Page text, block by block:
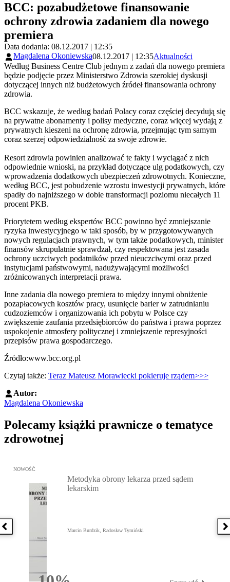
BCC: pozabudżetowe finansowanie
ochrony zdrowia zadaniem dla nowego
premiera
Data dodania: 08.12.2017 | 12:35
Magdalena Okoniewska08.12.2017 | 12:35Aktualności
Według Business Centre Club jednym z zadań dla nowego premiera
będzie podjęcie przez Ministerstwo Zdrowia szerokiej dyskusji
dotyczącej innych niż budżetowych źródeł finansowania ochrony
zdrowia.
BCC wskazuje, że według badań Polacy coraz częściej decydują się
na prywatne abonamenty i polisy medyczne, coraz więcej wydają z
prywatnych kieszeni na ochronę zdrowia, przejmując tym samym
coraz szerzej odpowiedzialność za swoje zdrowie.
Resort zdrowia powinien analizować te fakty i wyciągać z nich
odpowiednie wnioski, na przykład dotyczące ulg podatkowych, czy
wprowadzenia dodatkowych ubezpieczeń zdrowotnych. Konieczne,
według BCC, jest pobudzenie wzrostu inwestycji prywatnych, które
spadły do najniższego w dobie transformacji poziomu niecałych 11
procent PKB.
Priorytetem według ekspertów BCC powinno być zmniejszanie
ryzyka inwestycyjnego w taki sposób, by w przygotowywanych
nowych regulacjach prawnych, w tym także podatkowych, minister
finansów skrupulatnie sprawdzał, czy respektowana jest zasada
ochrony uczciwych podatników przed nieuczciwymi oraz przed
instytucjami państwowymi, nadużywającymi możliwości
zróżnicowanych interpretacji prawa.
Inne zadania dla nowego premiera to między innymi obniżenie
pozapłacowych kosztów pracy, usunięcie barier w zatrudnianiu
cudzoziemców i organizowania ich pobytu w Polsce czy
zwiększenie zaufania przedsiębiorców do państwa i prawa poprzez
uspokojenie atmosfery politycznej i zmniejszenie represyjności
przepisów prawa gospodarczego.
Źródło:www.bcc.org.pl
Czytaj także: Teraz Mateusz Morawiecki pokieruje rządem>>>
Autor:
Magdalena Okoniewska
Polecamy książki prawnicze o tematyce
zdrowotnej
Poprzednia książka
Przejdź do: Metodyka obrony lekarza przed sądem lekarskim,
NOWOŚĆ
Metodyka obrony lekarza przed sądem
lekarskim
Marcin Burdzik, Radosław Tymiński